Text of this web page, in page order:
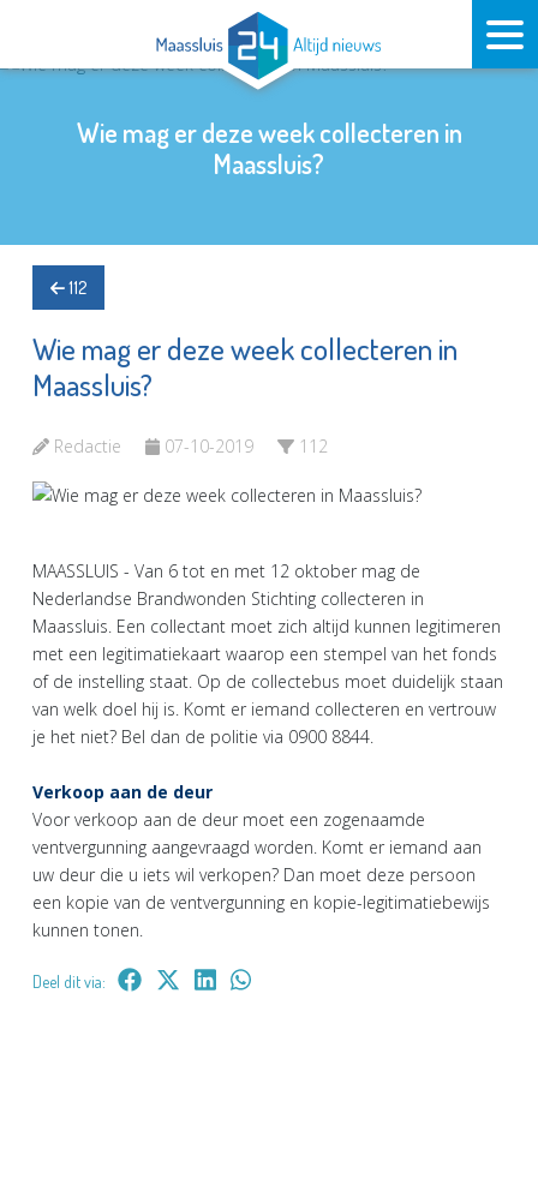
Wie mag er deze week collecteren in
Maassluis?
112
Wie mag er deze week collecteren in
Maassluis?
Redactie 07-10-2019 112
MAASSLUIS - Van 6 tot en met 12 oktober mag de
Nederlandse Brandwonden Stichting collecteren in
Maassluis. Een collectant moet zich altijd kunnen legitimeren
met een legitimatiekaart waarop een stempel van het fonds
of de instelling staat. Op de collectebus moet duidelijk staan
van welk doel hij is. Komt er iemand collecteren en vertrouw
je het niet? Bel dan de politie via 0900 8844.
Verkoop aan de deur
Voor verkoop aan de deur moet een zogenaamde
ventvergunning aangevraagd worden. Komt er iemand aan
uw deur die u iets wil verkopen? Dan moet deze persoon
een kopie van de ventvergunning en kopie-legitimatiebewijs
kunnen tonen.
Deel dit via: